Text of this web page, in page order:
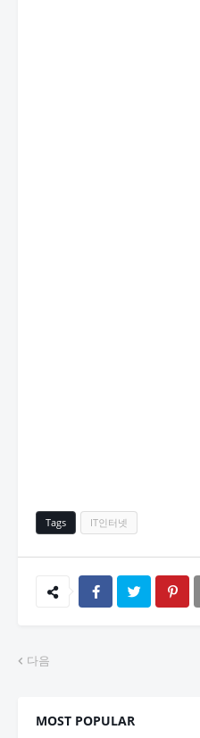
Tags IT인터넷
다음
MOST POPULAR